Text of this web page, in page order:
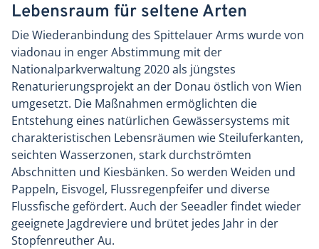
Lebensraum für seltene Arten
Die Wiederanbindung des Spittelauer Arms wurde von
viadonau in enger Abstimmung mit der
Nationalparkverwaltung 2020 als jüngstes
Renaturierungsprojekt an der Donau östlich von Wien
umgesetzt. Die Maßnahmen ermöglichten die
Entstehung eines natürlichen Gewässersystems mit
charakteristischen Lebensräumen wie Steiluferkanten,
seichten Wasserzonen, stark durchströmten
Abschnitten und Kiesbänken. So werden Weiden und
Pappeln, Eisvogel, Flussregenpfeifer und diverse
Flussfische gefördert. Auch der Seeadler findet wieder
geeignete Jagdreviere und brütet jedes Jahr in der
Stopfenreuther Au.